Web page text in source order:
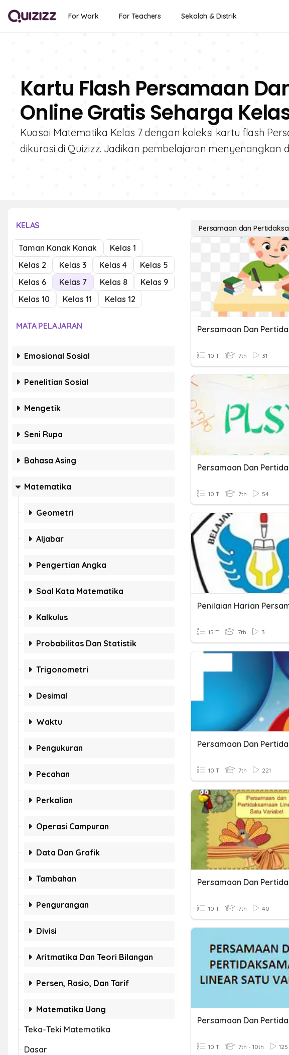
For Work For Teachers Sekolah & Distrik
Kartu Flash Persamaan
Online Gratis Seharga
Kuasai Matematika Kelas 7 dengan koleksi kartu flash
dikurasi di Quizizz. Jadikan pembelajaran menyenangkan
KELAS
Taman Kanak Kanak
Kelas 1
Kelas 2
Kelas 3 Kelas 4
Kelas 5
Kelas 6
Kelas 7 Kelas 8
Kelas 9
Kelas 10
Kelas 11 Kelas 12
MATA PELAJARAN
Emosional Sosial
Penelitian Sosial
Mengetik
Seni Rupa
Bahasa Asing
Matematika
Geometri
Aljabar
Pengertian Angka
Soal Kata Matematika
Kalkulus
Probabilitas Dan Statistik
Trigonometri
Desimal
Waktu
Pengukuran
Pecahan
Perkalian
Operasi Campuran
Data Dan Grafik
Tambahan
Pengurangan
Divisi
Aritmatika Dan Teori Bilangan
Persen, Rasio, Dan Tarif
Matematika Uang
Teka-Teki Matematika
Dasar
Persamaan dan
10 T 7th 31
10 T 7th 54
15 T 7th 3
10 T 7th 221
10 T 7th 40
10 T 7th - 10th 125